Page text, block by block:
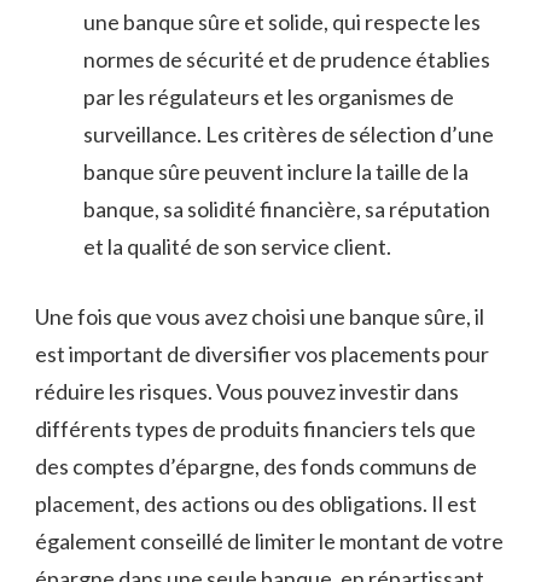
une banque sûre et solide, qui respecte les
normes de sécurité et de prudence établies
par les régulateurs et les organismes de
surveillance. Les critères de sélection d’une
banque sûre peuvent inclure la taille de la
banque, sa solidité financière, sa réputation
et la qualité de son service client.
Une fois que vous avez choisi une banque sûre, il
est important de diversifier vos placements pour
réduire les risques. Vous pouvez investir dans
différents types de produits financiers tels que
des comptes d’épargne, des fonds communs de
placement, des actions ou des obligations. Il est
également conseillé de limiter le montant de votre